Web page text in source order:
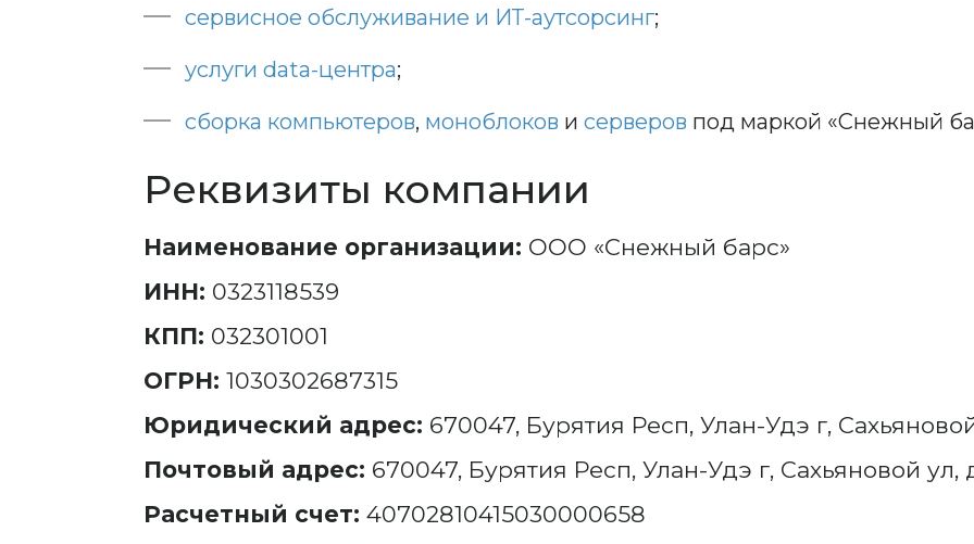
сервисное обслуживание и ИТ-аутсорсинг;
услуги data-центра;
сборка компьютеров, моноблоков и серверов под маркой «Снежный
Реквизиты компании
Наименование организации: ООО «Снежный барс»
ИНН: 0323118539
КПП: 032301001
ОГРН: 1030302687315
Юридический адрес: 670047, Бурятия Респ, Улан-Удэ г,
Почтовый адрес: 670047, Бурятия Респ, Улан-Удэ г, Сахьяновой ул,
Расчетный счет: 40702810415030000658